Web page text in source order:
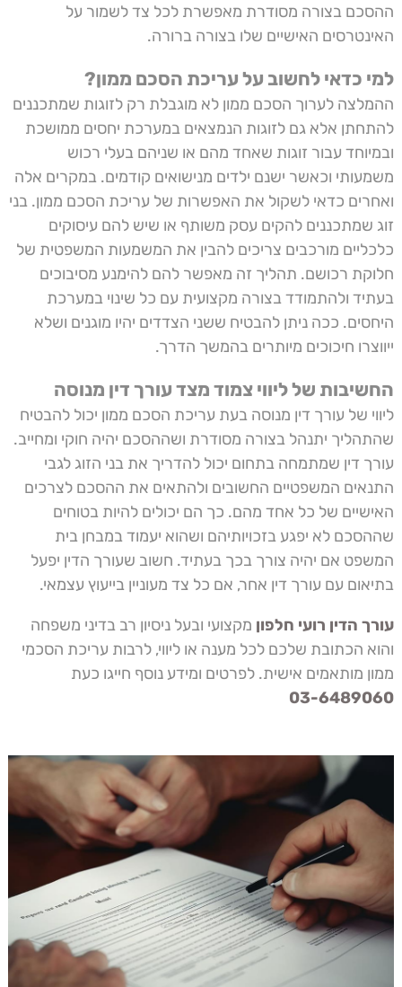
ההסכם בצורה מסודרת מאפשרת לכל צד לשמור על
האינטרסים האישיים שלו בצורה ברורה.
למי כדאי לחשוב על עריכת הסכם ממון?
ההמלצה לערוך הסכם ממון לא מוגבלת רק לזוגות שמתכננים
להתחתן אלא גם לזוגות הנמצאים במערכת יחסים ממושכת
ובמיוחד עבור זוגות שאחד מהם או שניהם בעלי רכוש
משמעותי וכאשר ישנם ילדים מנישואים קודמים. במקרים אלה
ואחרים כדאי לשקול את האפשרות של עריכת הסכם ממון. בני
זוג שמתכננים להקים עסק משותף או שיש להם עיסוקים
כלכליים מורכבים צריכים להבין את המשמעות המשפטית של
חלוקת רכושם. תהליך זה מאפשר להם להימנע מסיבוכים
בעתיד ולהתמודד בצורה מקצועית עם כל שינוי במערכת
היחסים. ככה ניתן להבטיח ששני הצדדים יהיו מוגנים ושלא
ייווצרו חיכוכים מיותרים בהמשך הדרך.
החשיבות של ליווי צמוד מצד עורך דין מנוסה
ליווי של עורך דין מנוסה בעת עריכת הסכם ממון יכול להבטיח
שהתהליך יתנהל בצורה מסודרת ושההסכם יהיה חוקי ומחייב.
עורך דין שמתמחה בתחום יכול להדריך את בני הזוג לגבי
התנאים המשפטיים החשובים ולהתאים את ההסכם לצרכים
האישיים של כל אחד מהם. כך הם יכולים להיות בטוחים
שההסכם לא יפגע בזכויותיהם ושהוא יעמוד במבחן בית
המשפט אם יהיה צורך בכך בעתיד. חשוב שעורך הדין יפעל
בתיאום עם עורך דין אחר, אם כל צד מעוניין בייעוץ עצמאי.
עורך הדין רועי חלפון מקצועי ובעל ניסיון רב בדיני משפחה
והוא הכתובת שלכם לכל מענה או ליווי, לרבות עריכת הסכמי
ממון מותאמים אישית. לפרטים ומידע נוסף חייגו כעת
03-6489060